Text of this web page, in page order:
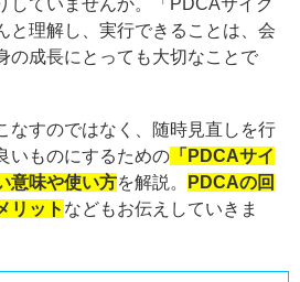
と理解し、実行できることは、会
の成長にとっても大切なことで
なすのではなく、随時見直しを行
いものにするための 「PDCAサイ
意味や使い方を解説。
PDCAの回
リット などもお伝えしていきま